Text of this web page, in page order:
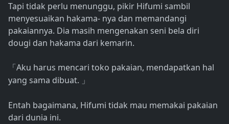
Tapi tidak perlu menunggu, pikir Hifumi sambil
menyesuaikan hakama- nya dan memandangi
pakaiannya. Dia masih mengenakan seni bela diri
dougi dan hakama dari kemarin.
「 Aku harus mencari toko pakaian, mendapatkan hal
yang sama dibuat.
」
Entah bagaimana, Hifumi tidak mau memakai pakaian
dari dunia ini.